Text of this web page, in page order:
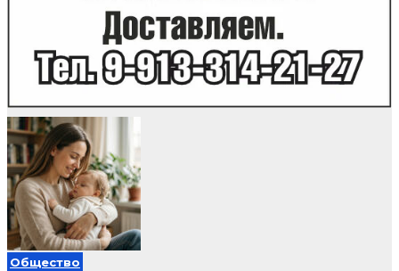
Общество